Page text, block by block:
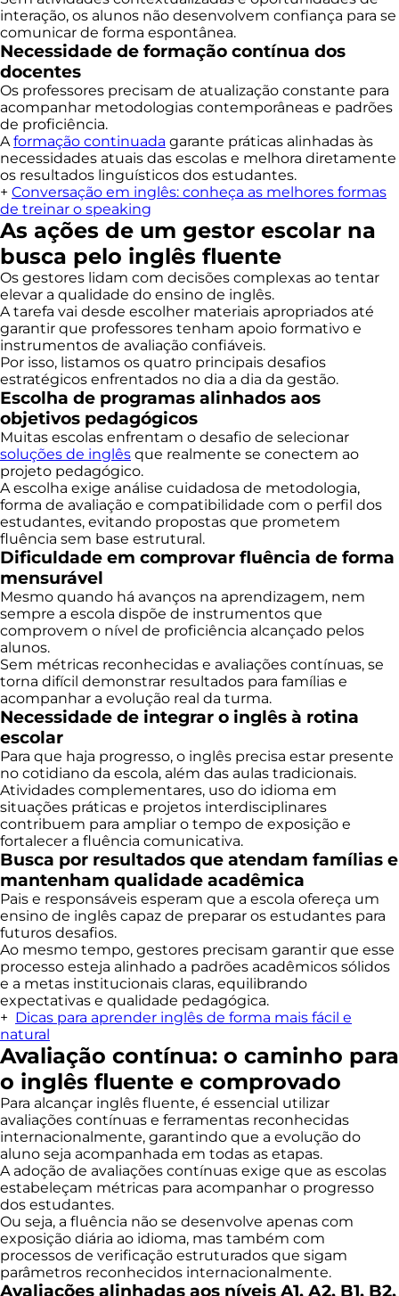
interação, os alunos não desenvolvem confiança para se
comunicar de forma espontânea.
Necessidade de formação contínua dos
docentes
Os professores precisam de atualização constante para
acompanhar metodologias contemporâneas e padrões
de proficiência.
Aformação continuada garante práticas alinhadas às
necessidades atuais das escolas e melhora diretamente
os resultados linguísticos dos estudantes.
+ Conversação em inglês: conheça as melhores formas
de treinar o speaking
As ações de um gestor escolar na
busca pelo inglês fluente
Os gestores lidam com decisões complexas ao tentar
elevar a qualidade do ensino de inglês.
A tarefa vai desde escolher materiais apropriados até
garantir que professores tenham apoio formativo e
instrumentos de avaliação confiáveis.
Por isso, listamos os quatro principais desafios
estratégicos enfrentados no dia a dia da gestão.
Escolha de programas alinhados aos
objetivos pedagógicos
Muitas escolas enfrentam o desafio de selecionar
soluções de inglês que realmente se conectem ao
projeto pedagógico.
A escolha exige análise cuidadosa de metodologia,
forma de avaliação e compatibilidade com o perfil dos
estudantes, evitando propostas que prometem
fluência sem base estrutural.
Dificuldade em comprovar fluência de forma
mensurável
Mesmo quando há avanços na aprendizagem, nem
sempre a escola dispõe de instrumentos que
comprovem o nível de proficiência alcançado pelos
alunos.
Sem métricas reconhecidas e avaliações contínuas, se
torna difícil demonstrar resultados para famílias e
acompanhar a evolução real da turma.
Necessidade de integrar o inglês à rotina
escolar
Para que haja progresso, o inglês precisa estar presente
no cotidiano da escola, além das aulas tradicionais.
Atividades complementares, uso do idioma em
situações práticas e projetos interdisciplinares
contribuem para ampliar o tempo de exposição e
fortalecer a fluência comunicativa.
Busca por resultados que atendam famílias e
mantenham qualidade acadêmica
Pais e responsáveis esperam que a escola ofereça um
ensino de inglês capaz de preparar os estudantes para
futuros desafios.
Ao mesmo tempo, gestores precisam garantir que esse
processo esteja alinhado a padrões acadêmicos sólidos
e a metas institucionais claras, equilibrando
expectativas e qualidade pedagógica.
+ Dicas para aprender inglês de forma mais fácil e
natural
Avaliação contínua: o caminho para
o inglês fluente e comprovado
Para alcançar inglês fluente, é essencial utilizar
avaliações contínuas e ferramentas reconhecidas
internacionalmente, garantindo que a evolução do
aluno seja acompanhada em todas as etapas.
A adoção de avaliações contínuas exige que as escolas
estabeleçam métricas para acompanhar o progresso
dos estudantes.
Ou seja, a fluência não se desenvolve apenas com
exposição diária ao idioma, mas também com
processos de verificação estruturados que sigam
parâmetros reconhecidos internacionalmente.
Avaliações alinhadas aos níveis A1, A2, B1, B2,